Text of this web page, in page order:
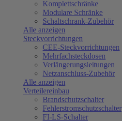
Komplettschränke
Modulare Schränke
Schaltschrank-Zubehör
Alle anzeigen
Steckvorrichtungen
CEE-Steckvorrichtungen
Mehrfachsteckdosen
Verlängerungsleitungen
Netzanschluss-Zubehör
Alle anzeigen
Verteilereinbau
Brandschutzschalter
Fehlerstromschutzschalter
FI-LS-Schalter